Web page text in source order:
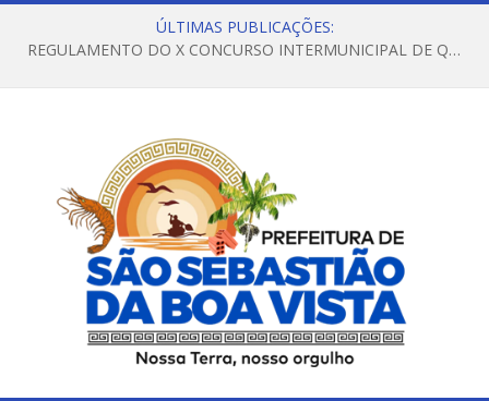
ÚLTIMAS PUBLICAÇÕES:
REGULAMENTO DO X CONCURSO INTERMUNICIPAL DE QUADRILHAS JUNINAS – 2026 – ARRAIÁ DA VENEZA